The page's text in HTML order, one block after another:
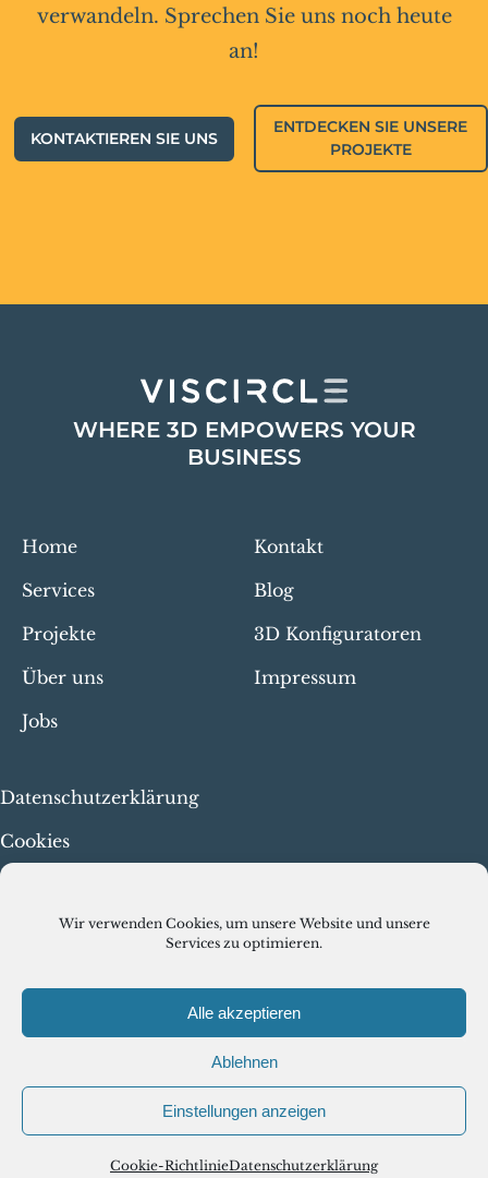
Wir verwenden Cookies, um unsere Website und unsere
Services zu optimieren.
Alle akzeptieren
Ablehnen
Einstellungen anzeigen
Cookie-RichtlinieDatenschutzerklärung
verwandeln. Sprechen Sie uns noch heute
an!
KONTAKTIEREN SIE UNS
ENTDECKEN SIE UNSERE
PROJEKTE
WHERE 3D EMPOWERS YOUR
BUSINESS
Home
Services
Projekte
Über uns
Jobs
Kontakt
Blog
3D Konfiguratoren
Impressum
Datenschutzerklärung
Cookies
© VISCIRCLE GMBH 2026